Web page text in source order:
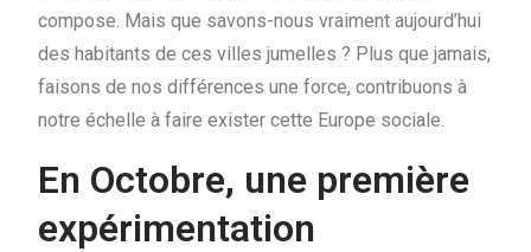
compose. Mais que savons-nous vraiment aujourd’hui
des habitants de ces villes jumelles ? Plus que jamais,
faisons de nos différences une force, contribuons à
notre échelle à faire exister cette Europe sociale.
En Octobre, une première
expérimentation